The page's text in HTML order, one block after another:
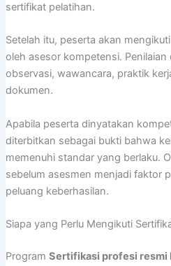
sertifikat pelatihan.
Setelah itu, peserta akan
oleh asesor kompetensi. Penilaian
observasi, wawancara, praktik
dokumen.
Apabila peserta dinyatakan
diterbitkan sebagai bukti bahwa
memenuhi standar yang berlaku.
sebelum asesmen menjadi faktor
peluang keberhasilan.
Siapa yang Perlu Mengikuti
Program Sertifikasi profesi resmi